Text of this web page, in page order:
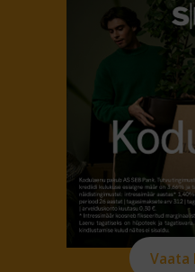
Vaata